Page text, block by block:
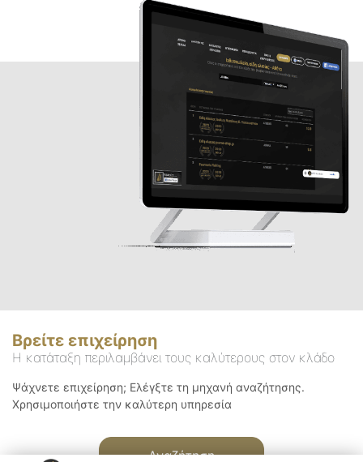
Βρείτε επιχείρηση
Η κατάταξη περιλαμβάνει τους καλύτερους στον κλάδο
Ψάχνετε επιχείρηση; Ελέγξτε τη μηχανή αναζήτησης.
Χρησιμοποιήστε την καλύτερη υπηρεσία
Αναζήτηση